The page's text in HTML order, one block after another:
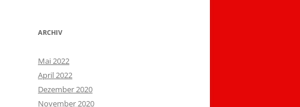
ARCHIV
Mai 2022
April 2022
Dezember 2020
November 2020